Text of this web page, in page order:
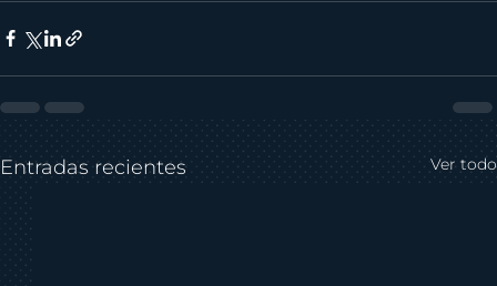
Entradas recientes Ver todo